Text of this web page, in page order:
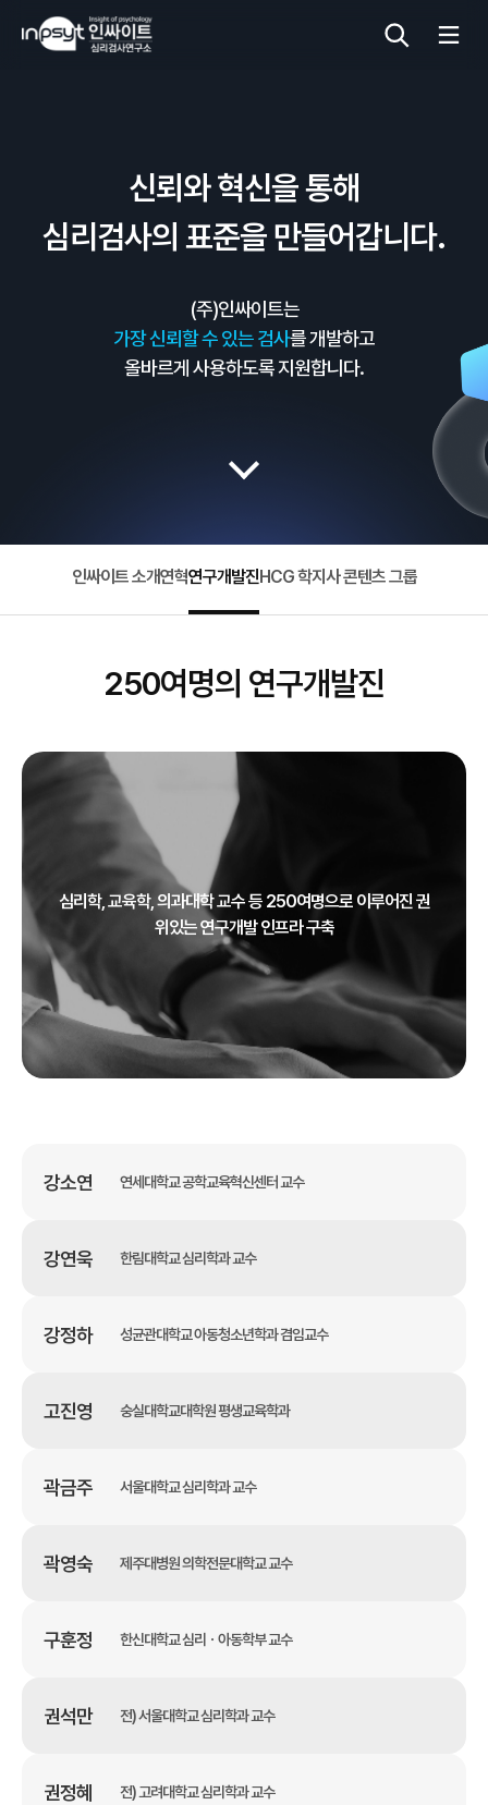
신뢰와 혁신을 통해
심리검사의 표준을 만들어갑니다.
(주)인싸이트는
가장 신뢰할 수 있는 검사를 개발하고
올바르게 사용하도록 지원합니다.
인싸이트 소개연혁연구개발진HCG 학지사 콘텐츠 그룹
250여명의 연구개발진
심리학, 교육학, 의과대학 교수 등 250여명으로 이루어진 권
위있는 연구개발 인프라 구축
강소연 연세대학교 공학교육혁신센터 교수
강연욱 한림대학교 심리학과 교수
강정하 성균관대학교 아동청소년학과 겸임교수
고진영 숭실대학교대학원 평생교육학과
곽금주 서울대학교 심리학과 교수
곽영숙 제주대병원 의학전문대학교 교수
구훈정 한신대학교 심리ㆍ아동학부 교수
권석만 전) 서울대학교 심리학과 교수
권정혜 전) 고려대학교 심리학과 교수